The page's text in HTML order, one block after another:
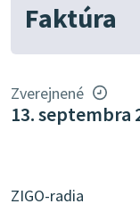
Faktúra
Zverejnené
13. septembra
ZIGO-radia